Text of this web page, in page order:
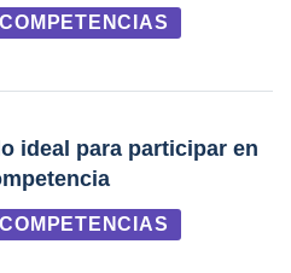
ideal para participar en